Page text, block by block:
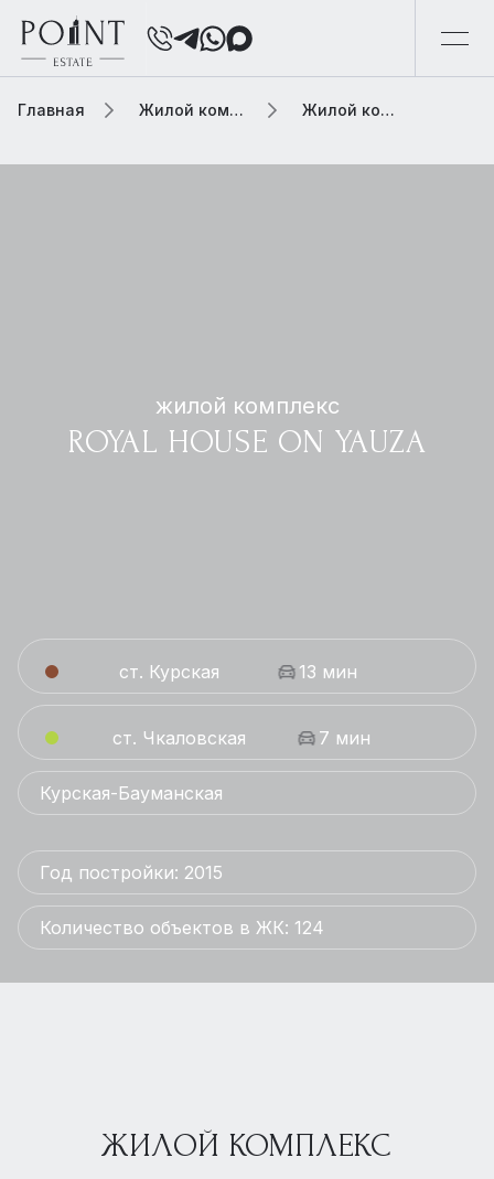
Главная Жилой комплекс Жилой комплекс royal house on yauza
жилой комплекс
ROYAL HOUSE ON YAUZA
ст. Курская 13 мин
ст. Чкаловская 7 мин
Курская-Бауманская
Год постройки: 2015
Количество объектов в ЖК: 124
ЖИЛОЙ КОМПЛЕКС